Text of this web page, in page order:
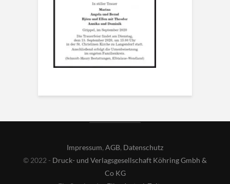
Impressum, AGB, Datenschutz
© 2022 - Druck- und Verlagsgesellschaft Köhring Gmbh &
Co KG